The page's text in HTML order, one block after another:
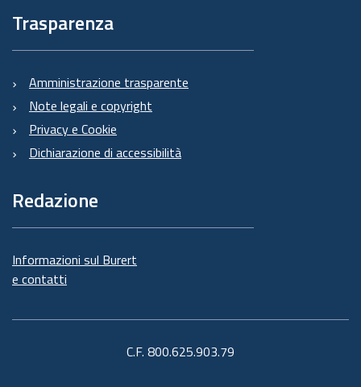
Trasparenza
Amministrazione trasparente
Note legali e copyright
Privacy e Cookie
Dichiarazione di accessibilità
Redazione
Informazioni sul Burert
e contatti
C.F. 800.625.903.79